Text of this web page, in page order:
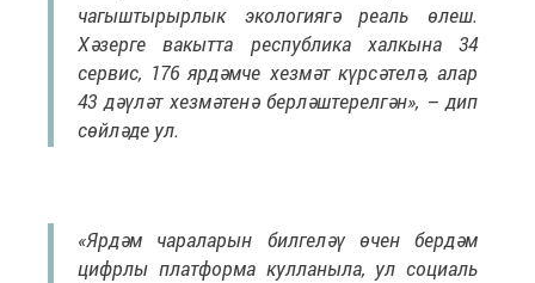
чагыштырырлык экологиягә реаль өлеш.
Хәзерге вакытта республика халкына 34
сервис, 176 ярдәмче хезмәт күрсәтелә, алар
43 дәүләт хезмәтенә берләштерелгән», – дип
сөйләде ул.
«Ярдәм чараларын билгеләү өчен бердәм
цифрлы платформа кулланыла, ул социаль